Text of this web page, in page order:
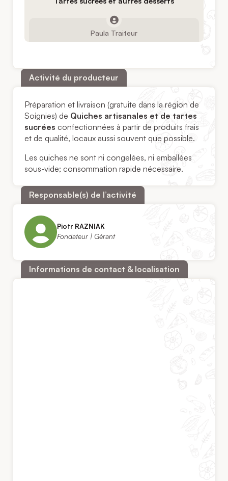
Paula Traiteur
Activité du producteur
Préparation et livraison (gratuite dans la région de
Soignies) de Quiches artisanales et de tartes
sucrées confectionnées à partir de produits frais
et de qualité, locaux aussi souvent que possible.
Les quiches ne sont ni congelées, ni emballées
sous-vide; consommation rapide nécessaire.
Responsable(s) de l’activité
Piotr RAZNIAK
Fondateur | Gérant
Informations de contact & localisation